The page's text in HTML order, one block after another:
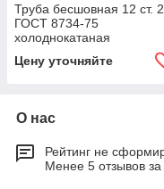
Труба бесшовная 12 ст.
ГОСТ 8734-75
холоднокатаная
Цену уточняйте
О нас
Рейтинг не
Менее 5 отзывов